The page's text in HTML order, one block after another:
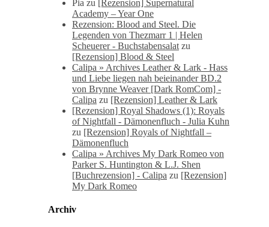
Pia zu
[Rezension] Supernatural
Academy – Year One
Rezension: Blood and Steel. Die
Legenden von Thezmarr 1 | Helen
Scheuerer - Buchstabensalat zu
[Rezension] Blood & Steel
Calipa » Archives Leather & Lark - Hass
und Liebe liegen nah beieinander BD.2
von Brynne Weaver [Dark RomCom] -
Calipa zu [Rezension] Leather & Lark
[Rezension] Royal Shadows (1): Royals
of Nightfall - Dämonenfluch - Julia Kuhn
zu [Rezension] Royals of Nightfall –
Dämonenfluch
Calipa » Archives My Dark Romeo von
Parker S. Huntington & L.J. Shen
[Buchrezension] - Calipa zu [Rezension]
My Dark Romeo
Archiv